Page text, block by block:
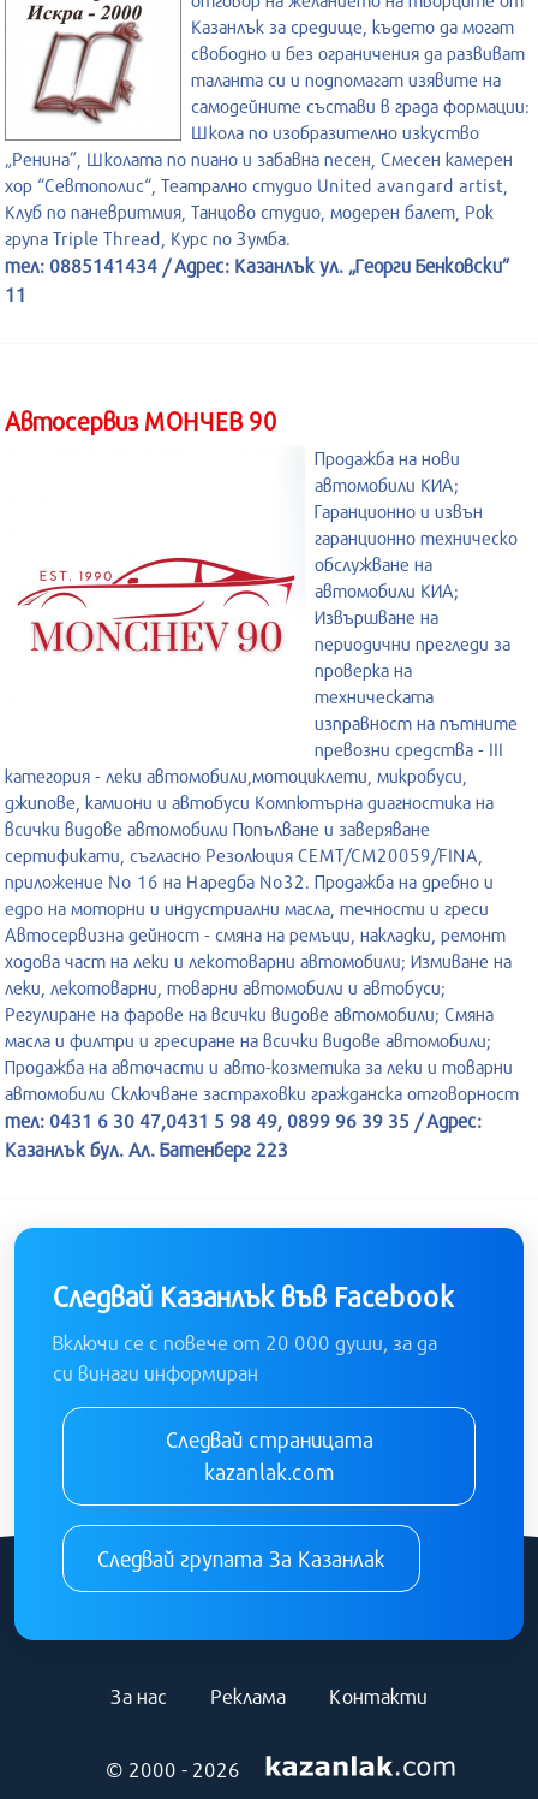
Казанлък за средище, където да могат
свободно и без ограничения да развиват
таланта си и подпомагат изявите на
самодейните състави в града формации:
Школа по изобразително изкуство
„Ренина”, Школата по пиано и забавна песен, Смесен камерен
хор “Севтополис“, Театрално студио United avangard artist,
Клуб по паневритмия, Танцово студио, модерен балет, Рок
група Triple Thread, Курс по Зумба.
тел: 0885141434 / Адрес: Казанлък ул. „Георги Бенковски”
11
Автосервиз МОНЧЕВ 90
Продажба на нови
автомобили КИА;
Гаранционно и извън
гаранционно техническо
обслужване на
автомобили КИА;
Извършване на
периодични прегледи за
проверка на
техническата
изправност на пътните
превозни средства - III
категория - леки автомобили,мотоциклети, микробуси,
джипове, камиони и автобуси Компютърна диагностика на
всички видове автомобили Попълване и заверяване
сертификати, съгласно Резолюция СЕМТ/СМ20059/FINA,
приложение No 16 на Наредба No32. Продажба на дребно и
едро на моторни и индустриални масла, течности и греси
Автосервизна дейност - смяна на ремъци, накладки, ремонт
ходова част на леки и лекотоварни автомобили; Измиване на
леки, лекотоварни, товарни автомобили и автобуси;
Регулиране на фарове на всички видове автомобили; Смяна
масла и филтри и гресиране на всички видове автомобили;
Продажба на авточасти и авто-козметика за леки и товарни
автомобили Сключване застраховки гражданска отговорност
тел: 0431 6 30 47,0431 5 98 49, 0899 96 39 35 / Адрес:
Казанлък бул. Ал. Батенберг 223
Следвай Казанлък във Facebook
Включи се с повече от 20 000 души, за да
си винаги информиран
Следвай страницата
kazanlak.com
Следвай групата За Казанлак
© 2000 - 2026
За нас Реклама Контакти